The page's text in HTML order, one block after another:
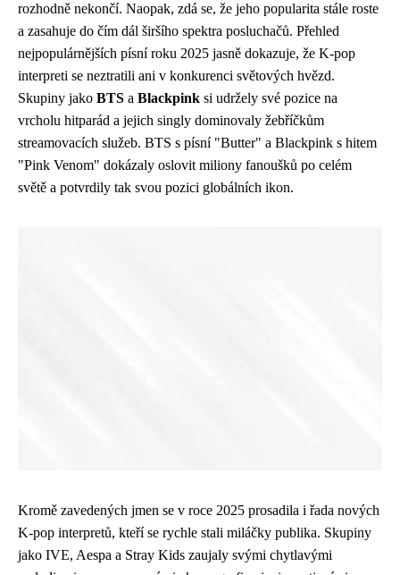
rozhodně nekončí. Naopak, zdá se, že jeho popularita stále roste
a zasahuje do čím dál širšího spektra posluchačů. Přehled
nejpopulárnějších písní roku 2025 jasně dokazuje, že K-pop
interpreti se neztratili ani v konkurenci světových hvězd.
Skupiny jako BTS a Blackpink si udržely své pozice na
vrcholu hitparád a jejich singly dominovaly žebříčkům
streamovacích služeb. BTS s písní "Butter" a Blackpink s hitem
"Pink Venom" dokázaly oslovit miliony fanoušků po celém
světě a potvrdily tak svou pozici globálních ikon.
Kromě zavedených jmen se v roce 2025 prosadila i řada nových
K-pop interpretů, kteří se rychle stali miláčky publika. Skupiny
jako IVE, Aespa a Stray Kids zaujaly svými chytlavými